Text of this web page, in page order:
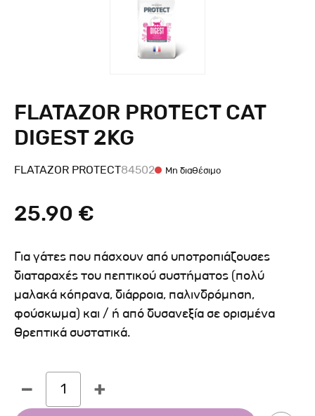
FLATAZOR PROTECT CAT
DIGEST 2KG
FLATAZOR PROTECT84502 Μη διαθέσιμο
25.90 €
Για γάτες που πάσχουν από υποτροπιάζουσες
διαταραχές του πεπτικού συστήματος (πολύ
μαλακά κόπρανα, διάρροια, παλινδρόμηση,
φούσκωμα) και / ή από δυσανεξία σε ορισμένα
θρεπτικά συστατικά.
1